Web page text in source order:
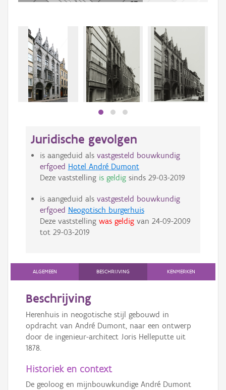
Juridische gevolgen
is aangeduid als vastgesteld bouwkundig
erfgoed Hotel André Dumont
Deze vaststelling is geldigsinds 29-03-2019
is aangeduid als vastgesteld bouwkundig
erfgoed Neogotisch burgerhuis
Deze vaststelling was geldigvan 24-09-2009
tot 29-03-2019
ALGEMEEN BESCHRIJVING KENMERKEN
Beschrijving
Herenhuis in neogotische stijl gebouwd in
opdracht van André Dumont, naar een ontwerp
door de ingenieur-architect Joris Helleputte uit
1878.
Historiek en context
De geoloog en mijnbouwkundige André Dumont